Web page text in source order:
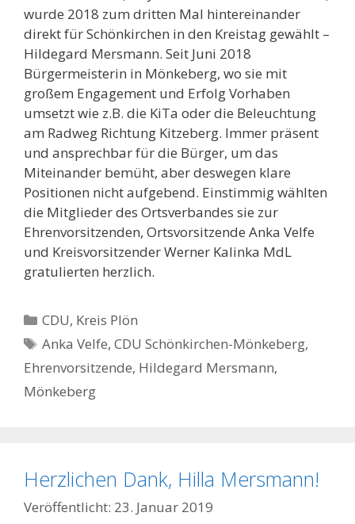
wurde 2018 zum dritten Mal hintereinander
direkt für Schönkirchen in den Kreistag gewählt –
Hildegard Mersmann. Seit Juni 2018
Bürgermeisterin in Mönkeberg, wo sie mit
großem Engagement und Erfolg Vorhaben
umsetzt wie z.B. die KiTa oder die Beleuchtung
am Radweg Richtung Kitzeberg. Immer präsent
und ansprechbar für die Bürger, um das
Miteinander bemüht, aber deswegen klare
Positionen nicht aufgebend. Einstimmig wählten
die Mitglieder des Ortsverbandes sie zur
Ehrenvorsitzenden, Ortsvorsitzende Anka Velfe
und Kreisvorsitzender Werner Kalinka MdL
gratulierten herzlich.
Kategorien
CDU, Kreis Plön
Schlagwörter
Anka Velfe,CDU Schönkirchen-Mönkeberg,
Ehrenvorsitzende, Hildegard Mersmann,
Mönkeberg
Herzlichen Dank, Hilla Mersmann!
23. Januar 2019